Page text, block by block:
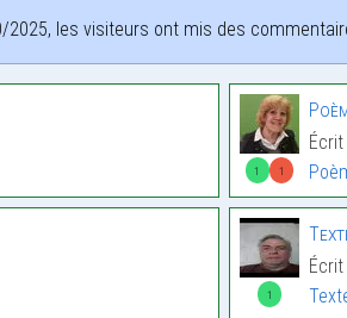
2025, les visiteurs ont mis des
1 1
1